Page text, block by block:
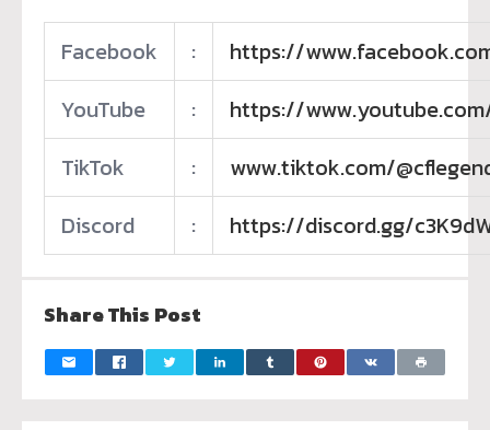
Facebook :
https://
YouTube
:
https://
TikTok
:
www.tiktok.com/
Discord
: https://discord.gg/
Share This Post